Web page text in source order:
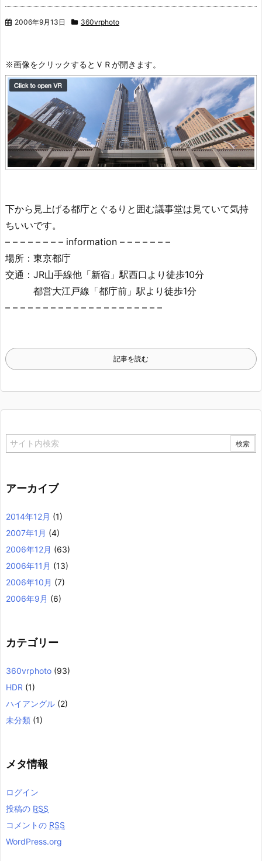
2006年9月13日 360vrphoto
※画像をクリックするとＶＲが開きます。
下から見上げる都庁とぐるりと囲む議事堂は見ていて気持
ちいいです。
– – – – – – – – information – – – – – – –
場所：東京都庁
交通：JR山手線他「新宿」駅西口より徒歩10分
都営大江戸線「都庁前」駅より徒歩1分
– – – – – – – – – – – – – – – – – – – – –
記事を読む
アーカイブ
2014年12月 (1)
2007年1月 (4)
2006年12月 (63)
2006年11月 (13)
2006年10月 (7)
2006年9月 (6)
カテゴリー
360vrphoto (93)
HDR (1)
ハイアングル (2)
未分類 (1)
メタ情報
ログイン
投稿の RSS
コメントの RSS
WordPress.org